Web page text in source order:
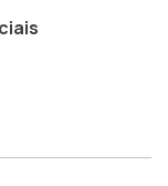
ao